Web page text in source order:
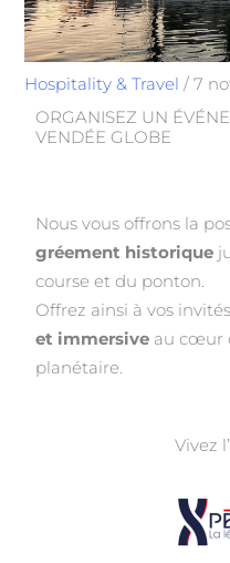
Hospitality & Travel /7
ORGANISEZ UN
VENDÉE GLOBE
Nous vous offrons la
gréement historique
course et du ponton.
Offrez ainsi à vos invités
et immersive au cœur
planétaire.
Vivez